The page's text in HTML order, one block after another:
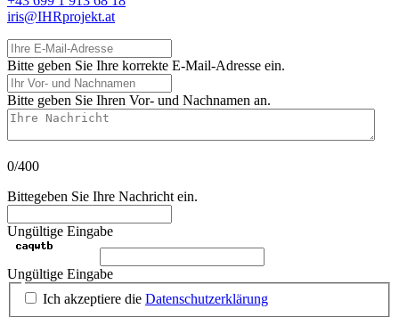
iris@IHRprojekt.at
Ihre E-Mail-Adresse
Bitte geben Sie Ihre korrekte E-Mail-Adresse ein.
Ihr Vor- und Nachnamen
Bitte geben Sie Ihren Vor- und Nachnamen an.
Ihre Nachricht
0/400
Bittegeben Sie Ihre Nachricht ein.
Ungültige Eingabe
Ungültige Eingabe
Ich akzeptiere die Datenschutzerklärung